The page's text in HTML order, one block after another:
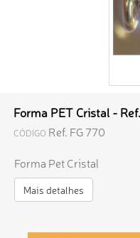
Forma PET Cristal -
CÓDIGO Ref. FG 770
Forma Pet Cristal
Mais detalhes